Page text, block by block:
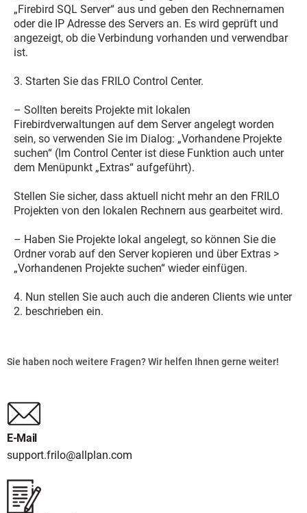
„Firebird SQL Server“ aus und geben den Rechnernamen
oder die IP Adresse des Servers an. Es wird geprüft und
angezeigt, ob die Verbindung vorhanden und verwendbar
ist.
3. Starten Sie das FRILO Control Center.
– Sollten bereits Projekte mit lokalen
Firebirdverwaltungen auf dem Server angelegt worden
sein, so verwenden Sie im Dialog: „Vorhandene Projekte
suchen“ (Im Control Center ist diese Funktion auch unter
dem Menüpunkt „Extras“ aufgeführt).
Stellen Sie sicher, dass aktuell nicht mehr an den FRILO
Projekten von den lokalen Rechnern aus gearbeitet wird.
– Haben Sie Projekte lokal angelegt, so können Sie die
Ordner vorab auf den Server kopieren und über Extras >
„Vorhandenen Projekte suchen“ wieder einfügen.
4. Nun stellen Sie auch auch die anderen Clients wie unter
2. beschrieben ein.
Sie haben noch weitere Fragen? Wir helfen Ihnen gerne weiter!
E-Mail
support.frilo@allplan.com